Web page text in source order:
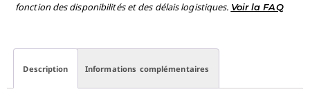
fonction des disponibilités et des délais logistiques. Voir la FAQ
Description Informations complémentaires